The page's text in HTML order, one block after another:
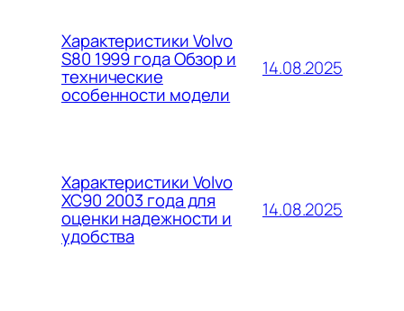
Характеристики Volvo
S80 1999 года Обзор и
технические
особенности модели
14.08.2025
Характеристики Volvo
XC90 2003 года для
оценки надежности и
удобства
14.08.2025